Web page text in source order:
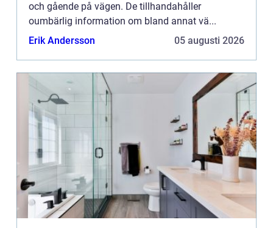
och gående på vägen. De tillhandahåller
oumbärlig information om bland annat vä...
Erik Andersson
05 augusti 2026